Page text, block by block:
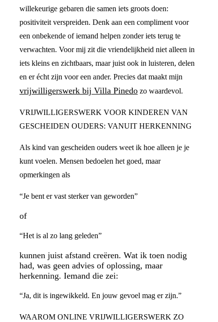
willekeurige gebaren die samen iets groots doen:
positiviteit verspreiden. Denk aan een compliment voor
een onbekende of iemand helpen zonder iets terug te
verwachten. Voor mij zit die vriendelijkheid niet alleen in
iets kleins en zichtbaars, maar juist ook in luisteren, delen
en er écht zijn voor een ander. Precies dat maakt mijn
vrijwilligerswerk bij Villa Pinedo zo waardevol.
VRIJWILLIGERSWERK VOOR KINDEREN VAN
GESCHEIDEN OUDERS: VANUIT HERKENNING
Als kind van gescheiden ouders weet ik hoe alleen je je
kunt voelen. Mensen bedoelen het goed, maar
opmerkingen als
“Je bent er vast sterker van geworden”
of
“Het is al zo lang geleden”
kunnen juist afstand creëren. Wat ik toen nodig
had, was geen advies of oplossing, maar
herkenning. Iemand die zei:
“Ja, dit is ingewikkeld. En jouw gevoel mag er zijn.”
WAAROM ONLINE VRIJWILLIGERSWERK ZO